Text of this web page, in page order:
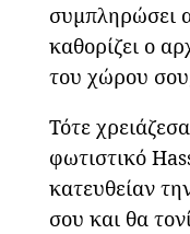
συμπληρώσει
καθορίζει ο
του χώρου
Τότε
φωτιστικό
κατευθείαν
σου και θα